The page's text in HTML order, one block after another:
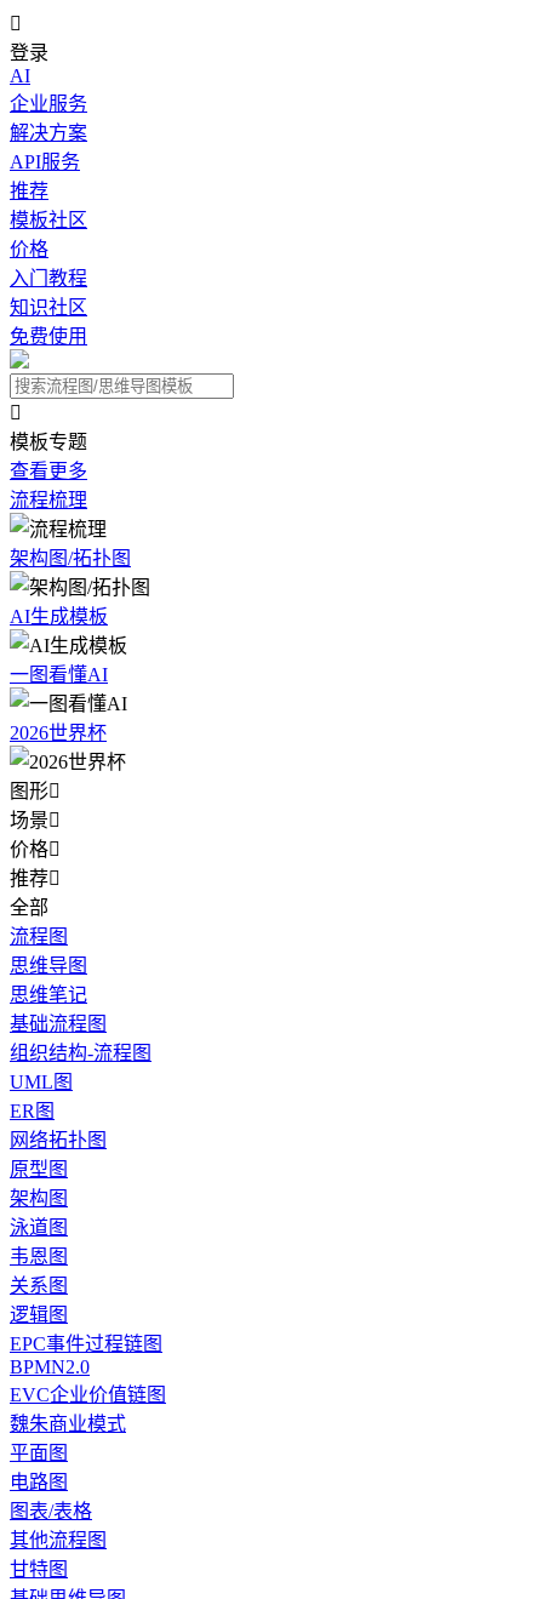

登录
AI
企业服务
解决方案
API服务
推荐
模板社区
价格
入门教程
知识社区
免费使用

模板专题
查看更多
流程梳理
架构图/拓扑图
AI生成模板
一图看懂AI
2026世界杯
图形
场景
价格
推荐
全部
流程图
思维导图
思维笔记
基础流程图
组织结构-流程图
UML图
ER图
网络拓扑图
原型图
架构图
泳道图
韦恩图
关系图
逻辑图
EPC事件过程链图
BPMN2.0
EVC企业价值链图
魏朱商业模式
平面图
电路图
图表/表格
其他流程图
甘特图